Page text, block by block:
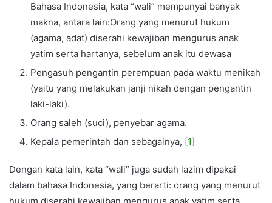
Bahasa Indonesia, kata “wali” mempunyai banyak
makna, antara lain:Orang yang menurut hukum
(agama, adat) diserahi kewajiban mengurus anak
yatim serta hartanya, sebelum anak itu dewasa
Pengasuh pengantin perempuan pada waktu menikah
(yaitu yang melakukan janji nikah dengan pengantin
laki-laki).
Orang saleh (suci), penyebar agama.
Kepala pemerintah dan sebagainya, [1]
Dengan kata lain, kata “wali” juga sudah lazim dipakai
dalam bahasa Indonesia, yang berarti: orang yang menurut